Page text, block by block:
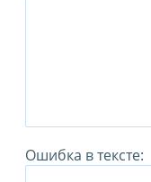
Ошибка в тексте: